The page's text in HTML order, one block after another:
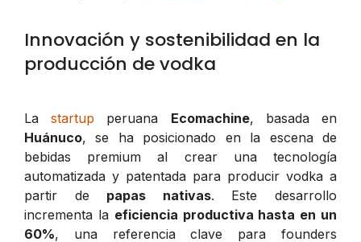
Innovación y sostenibilidad en la
producción de vodka
Lastartup peruana Ecomachine, basada en
Huánuco, se ha posicionado en la escena de
bebidas premium al crear una tecnología
automatizada y patentada para producir vodka a
partir de papas nativas. Este desarrollo
incrementa la eficiencia productiva hasta en un
60%, una referencia clave para founders